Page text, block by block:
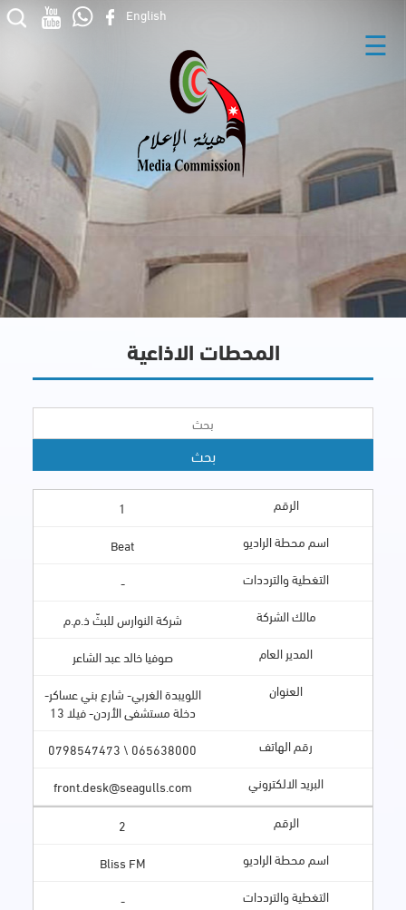
English
☰
المحطات الاذاعية
1
Beat
-
شركة النوارس للبثّ ذ.م.م
صوفيا خالد عبد الشاعر
اللويبدة الغربي- شارع بني عساكر-
دخلة مستشفى الأردن- فيلا 13
065638000 \ 0798547473
front.desk@seagulls.com
2
Bliss FM
-